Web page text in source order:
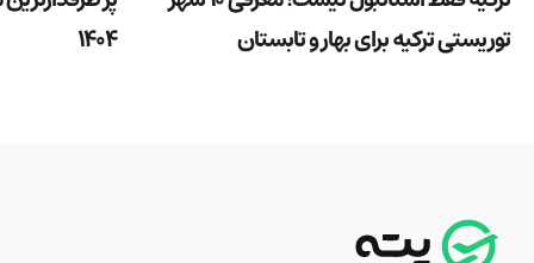
توریستی ترکیه برای بهار و تابستان
1404